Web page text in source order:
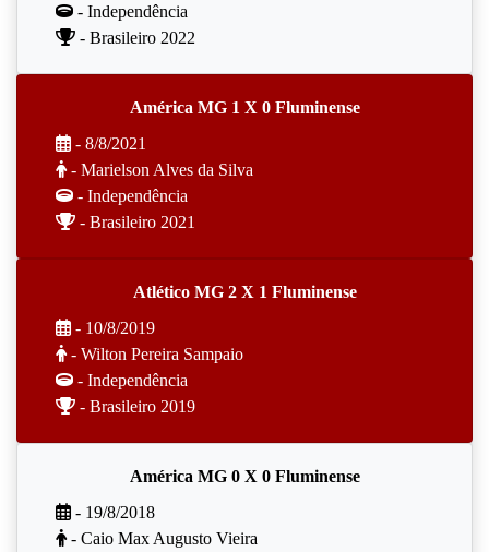
- Independência
- Brasileiro 2022
América MG 1 X 0 Fluminense
- 8/8/2021
- Marielson Alves da Silva
- Independência
- Brasileiro 2021
Atlético MG 2 X 1 Fluminense
- 10/8/2019
- Wilton Pereira Sampaio
- Independência
- Brasileiro 2019
América MG 0 X 0 Fluminense
- 19/8/2018
- Caio Max Augusto Vieira